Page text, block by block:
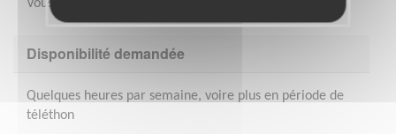
Vous avez un bon relationnel.
Disponibilité demandée
Quelques heures par semaine, voire plus en période de
téléthon